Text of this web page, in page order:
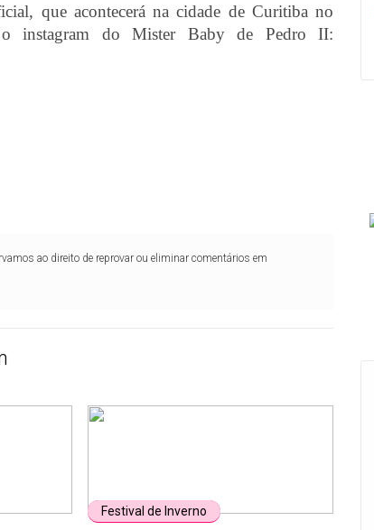
que acontecerá na cidade de Curitiba no
instagram do Mister Baby de Pedro II:
ao direito de reprovar ou eliminar comentários em
Festival de Inverno